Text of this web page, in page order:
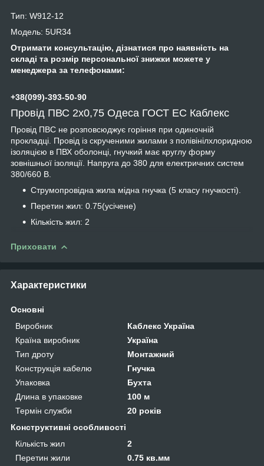
Тип: W912-12
Модель: 5UR34
Отримати консультацію, дізнатися про наявність на
складі та розмір персональної знижки можете у
менеджера за телефонами:
+38(099)-393-50-90
Провід ПВС 2х0,75 Одеса ГОСТ ЕС Каблекс
Провід ПВС не розповсюджує горіння при одиночній
прокладці. Провід із скрученими жилами з полівінілхлоридною
ізоляцією в ПВХ оболонці, гнучкий має круглу форму
зовнішньої ізоляції. Напруга до 380 для електричних систем
380/660 В.
Струмопровідна жила мідна гнучка (5 класу гнучкості).
Перетин жил: 0.75(усічене)
Кількість жил: 2
Приховати
Характеристики
Основні
Виробник
Каблекс Україна
Країна виробник
Україна
Тип дроту
Монтажний
Конструкція кабелю
Гнучка
Упаковка
Бухта
Длина в упаковке
100 м
Термін служби
20 років
Конструктивні особливості
Кількість жил
2
Перетин жили
0.75 кв.мм